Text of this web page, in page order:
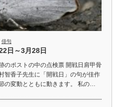
俳句
日～3月28日
のポストの中の点検票 開戦日肩甲骨
智香子先生に「開戦日」の句が佳作
の変動とともに動きます。 私の…